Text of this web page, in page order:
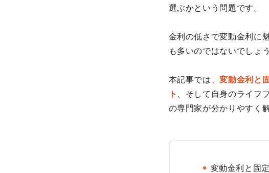
選ぶかという問題です。
金利の低さで変動金利に
も多いのではないでしょう
本記事では、変動金利と
ト
、そして自身のライフ
の専門家が分かりやすく
変動金利と固